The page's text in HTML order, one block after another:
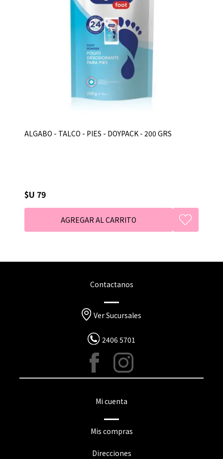
ALGABO - TALCO - PIES - DOYPACK - 200 GRS
$U 79
Contactanos
Ver Sucursales
2406 5701
Mi cuenta
Mis compras
Direcciones